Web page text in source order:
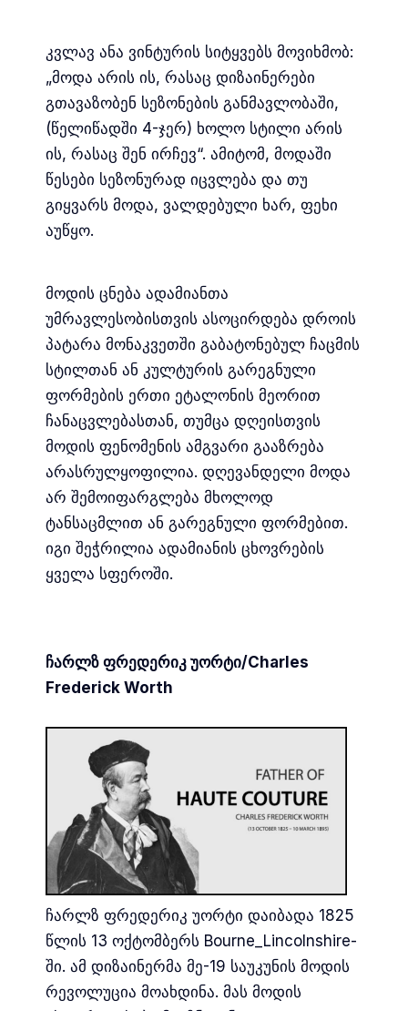
კვლავ ანა ვინტურის სიტყვებს მოვიხმობ:
„მოდა არის ის, რასაც დიზაინერები
გთავაზობენ სეზონების განმავლობაში,
(წელიწადში 4-ჯერ) ხოლო სტილი არის
ის, რასაც შენ ირჩევ“. ამიტომ, მოდაში
წესები სეზონურად იცვლება და თუ
გიყვარს მოდა, ვალდებული ხარ, ფეხი
აუწყო.
მოდის ცნება ადამიანთა
უმრავლესობისთვის ასოცირდება დროის
პატარა მონაკვეთში გაბატონებულ ჩაცმის
სტილთან ან კულტურის გარეგნული
ფორმების ერთი ეტალონის მეორით
ჩანაცვლებასთან, თუმცა დღეისთვის
მოდის ფენომენის ამგვარი გააზრება
არასრულყოფილია. დღევანდელი მოდა
არ შემოიფარგლება მხოლოდ
ტანსაცმლით ან გარეგნული ფორმებით.
იგი შეჭრილია ადამიანის ცხოვრების
ყველა სფეროში.
ჩარლზ ფრედერიკ უორტი/Charles
Frederick Worth
ჩარლზ ფრედერიკ უორტი დაიბადა 1825
წლის 13 ოქტომბერს Bourne_Lincolnshire-
ში. ამ დიზაინერმა მე-19 საუკუნის მოდის
რევოლუცია მოახდინა. მას მოდის